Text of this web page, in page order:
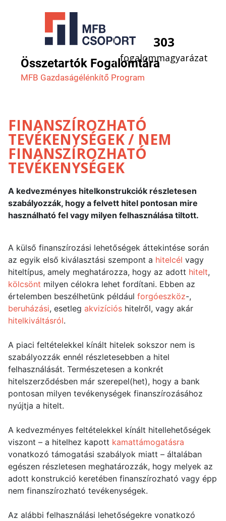
Összetartók Fogalomtára
MFB Gazdaság­élénkítő Program
303
fogalommagyarázat
FINANSZÍROZHATÓ
TEVÉKENYSÉGEK / NEM
FINANSZÍROZHATÓ
TEVÉKENYSÉGEK
A kedvezményes hitelkonstrukciók részletesen
szabályozzák, hogy a felvett hitel pontosan mire
használható fel vagy milyen felhasználása tiltott.
A külső finanszírozási lehetőségek áttekintése során
az egyik első kiválasztási szempont a hitelcél vagy
hiteltípus, amely meghatározza, hogy az adott hitelt,
kölcsönt milyen célokra lehet fordítani. Ebben az
értelemben beszélhetünk például forgóeszköz-,
beruházási, esetleg akvizíciós hitelről, vagy akár
hitelkiváltásról.
A piaci feltételekkel kínált hitelek sokszor nem is
szabályozzák ennél részletesebben a hitel
felhasználását. Természetesen a konkrét
hitelszerződésben már szerepel(het), hogy a bank
pontosan milyen tevékenységek finanszírozásához
nyújtja a hitelt.
A kedvezményes feltételekkel kínált hitellehetőségek
viszont – a hitelhez kapott kamattámogatásra
vonatkozó támogatási szabályok miatt – általában
egészen részletesen meghatározzák, hogy melyek az
adott konstrukció keretében finanszírozható vagy épp
nem finanszírozható tevékenységek.
Az alábbi felhasználási lehetőségekre vonatkozó